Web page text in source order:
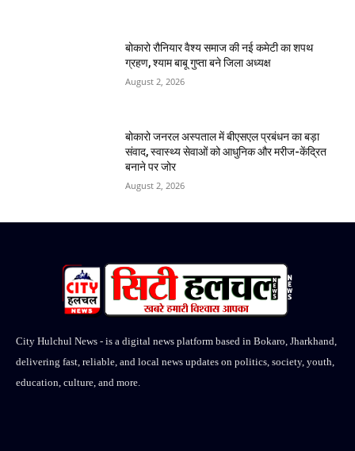
बोकारो रौनियार वैश्य समाज की नई कमेटी का शपथ
ग्रहण, श्याम बाबू गुप्ता बने जिला अध्यक्ष
August 2, 2026
बोकारो जनरल अस्पताल में बीएसएल प्रबंधन का बड़ा
संवाद, स्वास्थ्य सेवाओं को आधुनिक और मरीज-केंद्रित
बनाने पर जोर
August 2, 2026
City Hulchul News - is a digital news platform based in Bokaro, Jharkhand,
delivering fast, reliable, and local news updates on politics, society, youth,
education, culture, and more.